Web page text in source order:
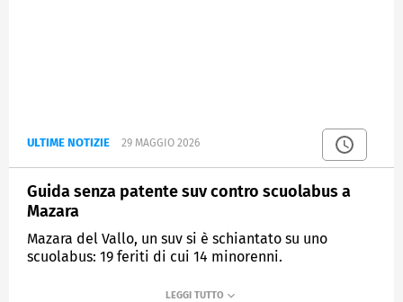
ULTIME NOTIZIE 29 MAGGIO 2026
Guida senza patente suv contro scuolabus a
Mazara
Mazara del Vallo, un suv si è schiantato su uno
scuolabus: 19 feriti di cui 14 minorenni.